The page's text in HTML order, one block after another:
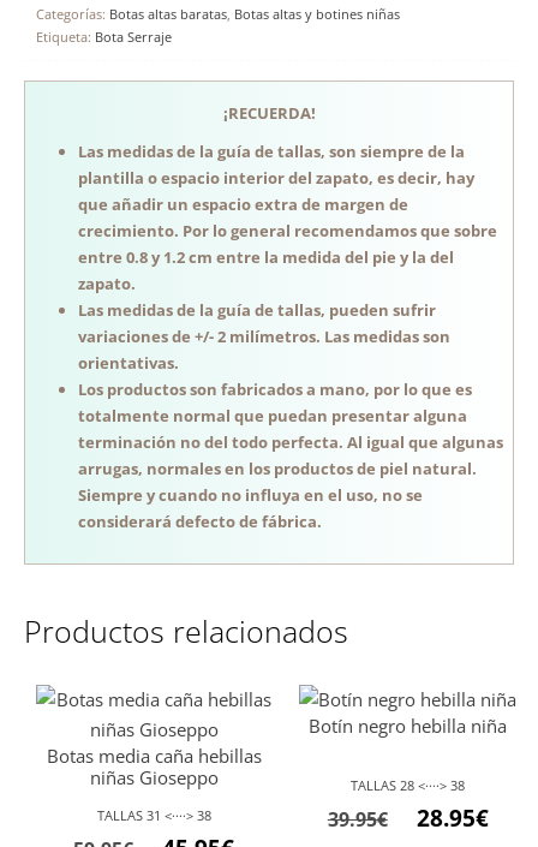
Categorías: Botas altas baratas Botas altas y botines niñas
Etiqueta: Bota Serraje
¡RECUERDA!
Las medidas de la guía de tallas, son siempre de la
plantilla o espacio interior del zapato, es decir, hay
que añadir un espacio extra de margen de
crecimiento. Por lo general recomendamos que sobre
entre 0.8 y 1.2 cm entre la medida del pie y la del
zapato.
Las medidas de la guía de tallas, pueden sufrir
variaciones de +/- 2 milímetros. Las medidas son
orientativas.
Los productos son fabricados a mano, por lo que es
totalmente normal que puedan presentar alguna
terminación no del todo perfecta. Al igual que algunas
arrugas, normales en los productos de piel natural.
Siempre y cuando no influya en el uso, no se
considerará defecto de fábrica.
Productos relacionados
Botas media caña hebillas
niñas Gioseppo
TALLAS 31 <····> 38
Botín negro hebilla niña
TALLAS 28 <····> 38
39.95€ 28.95€